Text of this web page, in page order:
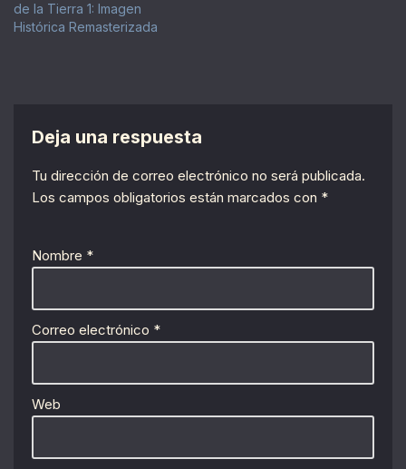
de la Tierra 1: Imagen
Histórica Remasterizada
Deja una respuesta
Tu dirección de correo electrónico no será publicada.
Los campos obligatorios están marcados con *
Nombre *
Correo electrónico *
Web